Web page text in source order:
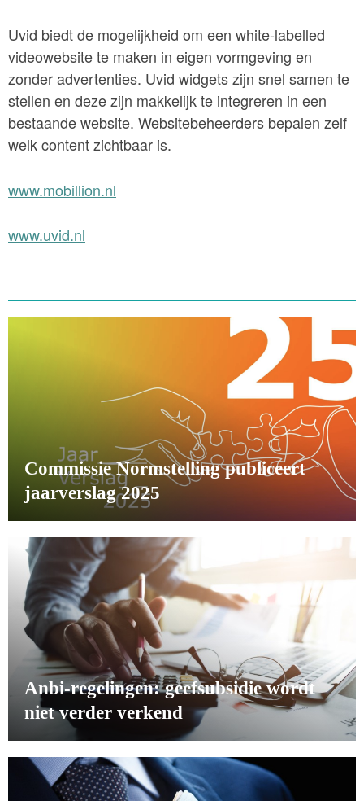
Uvid biedt de mogelijkheid om een white-labelled
videowebsite te maken in eigen vormgeving en
zonder advertenties. Uvid widgets zijn snel samen te
stellen en deze zijn makkelijk te integreren in een
bestaande website. Websitebeheerders bepalen zelf
welk content zichtbaar is.
www.mobillion.nl
www.uvid.nl
Commissie Normstelling publiceert
jaarverslag 2025
Anbi-regelingen: geefsubsidie wordt
niet verder verkend